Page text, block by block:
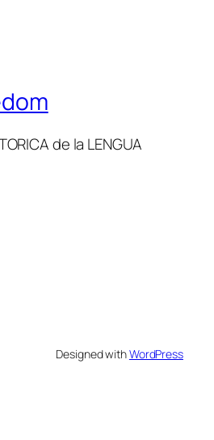
de la LENGUA
Designed withWordPress